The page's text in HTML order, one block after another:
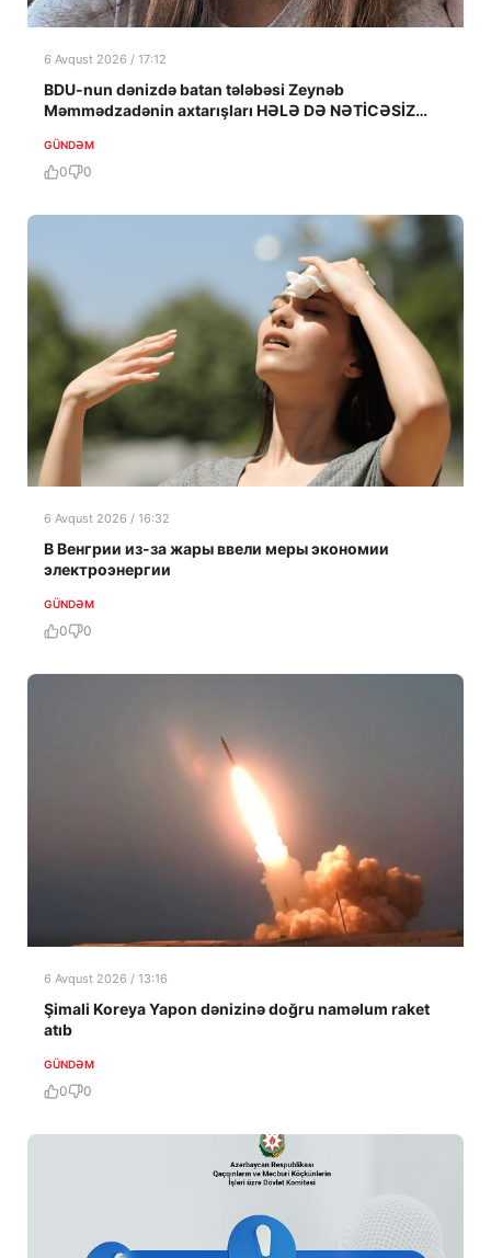
6 Avqust 2026 / 17:12
BDU-nun dənizdə batan tələbəsi Zeynəb
Məmmədzadənin axtarışları HƏLƏ DƏ NƏTİCƏSİZ
GÜNDƏM
0 0
6 Avqust 2026 / 16:32
В Венгрии из-за жары ввели меры экономии
электроэнергии
GÜNDƏM
0 0
6 Avqust 2026 / 13:16
Şimali Koreya Yapon dənizinə doğru naməlum raket
atıb
GÜNDƏM
0 0